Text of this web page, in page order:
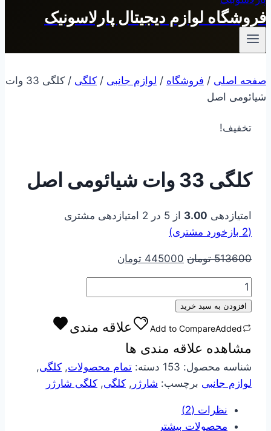
فروشگاه لوازم دیجیتال پارلاسونیک
صفحه اصلی / فروشگاه / لوازم جانبی / کلگی /
کلگی 33 وات
شیائومی اصل
تخفیف!
کلگی 33 وات شیائومی اصل
امتیازدهی 3.00 از 5 در 2 امتیازدهی مشتری
(
2 بازخورد مشتری)
513600 تومان قیمت
اصلی
بود.
445000 تومان
فعلی
کلگی
33
شیائومی
اصل
عدد
افزودن به سبد خرید
Add to CompareAdded
علاقه مندی
مشاهده علاقه مندی ها
شناسه محصول: 153 دسته: تمام محصولات, کلگی,
لوازم جانبی برچسب: شارژر , کلگی, کلگی شارژر
نظرات (2)
محصولات بیشتر